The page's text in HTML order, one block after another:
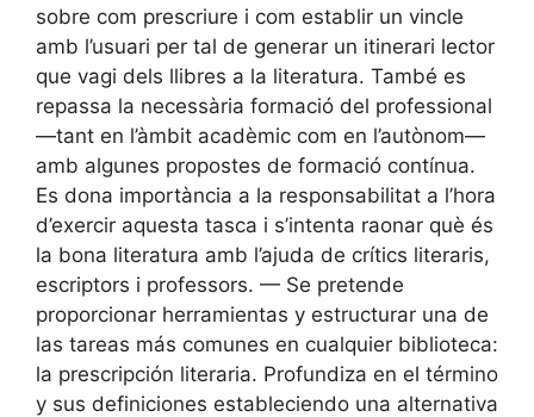
sobre com prescriure i com establir un vincle
amb l’usuari per tal de generar un itinerari lector
que vagi dels llibres a la literatura. També es
repassa la necessària formació del professional
—tant en l’àmbit acadèmic com en l’autònom—
amb algunes propostes de formació contínua.
Es dona importància a la responsabilitat a l’hora
d’exercir aquesta tasca i s’intenta raonar què és
la bona literatura amb l’ajuda de crítics literaris,
escriptors i professors. — Se pretende
proporcionar herramientas y estructurar una de
las tareas más comunes en cualquier biblioteca:
la prescripción literaria. Profundiza en el término
y sus definiciones estableciendo una alternativa